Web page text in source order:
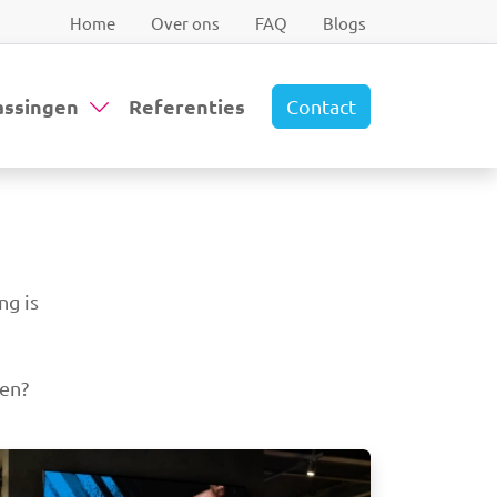
Referenties
Home Over ons FAQ Blogs
Contact
is